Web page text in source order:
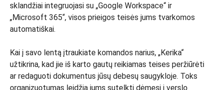
sklandžiai integruojasi su „Google Workspace“ ir
„Microsoft 365“, visos prieigos teisės jums tvarkomos
automatiškai.
Kai į savo lentą įtraukiate komandos narius, „Kerika“
užtikrina, kad jie iš karto gautų reikiamas teises peržiūrėti
ar redaguoti dokumentus jūsų debesų saugykloje. Toks
organizuotumas leidžia jums sutelkti dėmesį į verslo